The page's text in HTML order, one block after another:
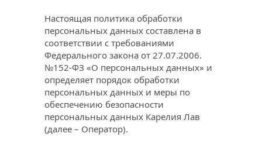
Настоящая политика обработки
персональных данных составлена в
соответствии с требованиями
Федерального закона от 27.07.2006.
№152-ФЗ «О персональных данных» и
определяет порядок обработки
персональных данных и меры по
обеспечению безопасности
персональных данных Карелия Лав
(далее – Оператор).